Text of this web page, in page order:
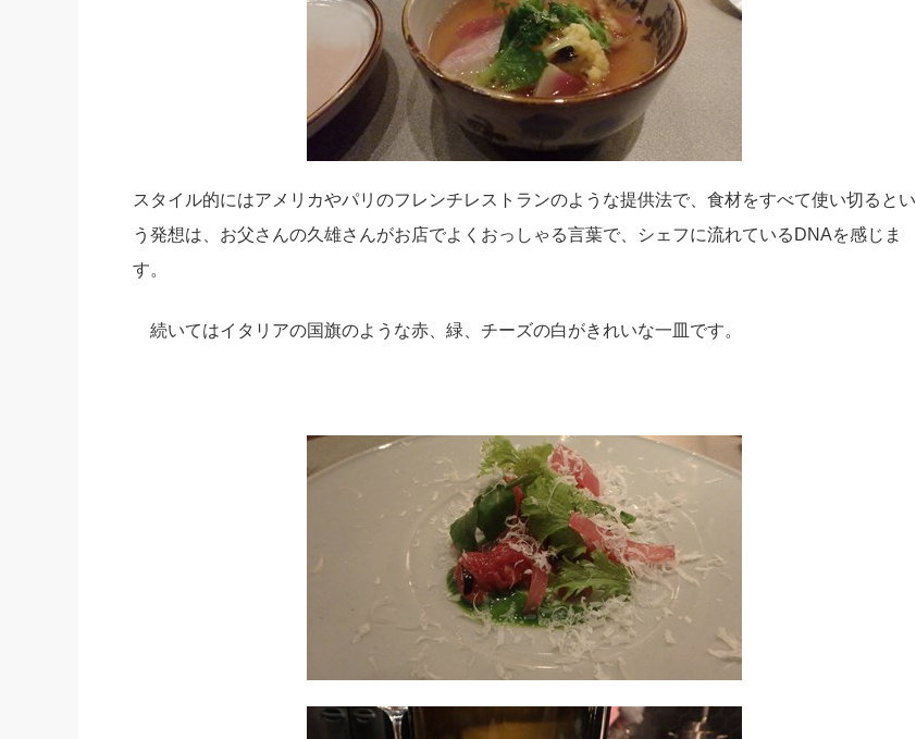
スタイル的にはアメリカやパリのフレンチレストランのような提供法で、食材をすべて使い切るとい
う発想は、お父さんの久雄さんがお店でよくおっしゃる言葉で、シェフに流れているDNAを感じま
す。
続いてはイタリアの国旗のような赤、緑、チーズの白がきれいな一皿です。